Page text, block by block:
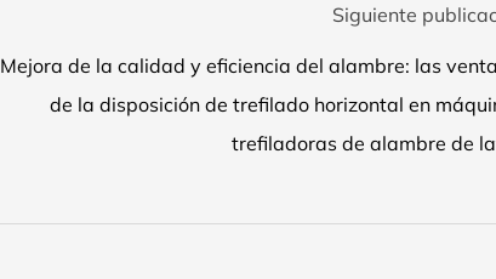
Siguiente
Mejora de la calidad y eficiencia del alambre: las
de la disposición de trefilado horizontal en
trefiladoras de alambre de